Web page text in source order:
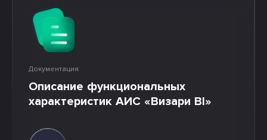
Документация
Описание функциональных
характеристик АИС «Визари BI»